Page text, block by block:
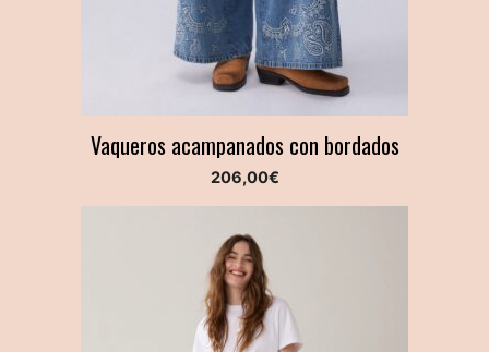
Vaqueros acampanados con bordados
206,00€